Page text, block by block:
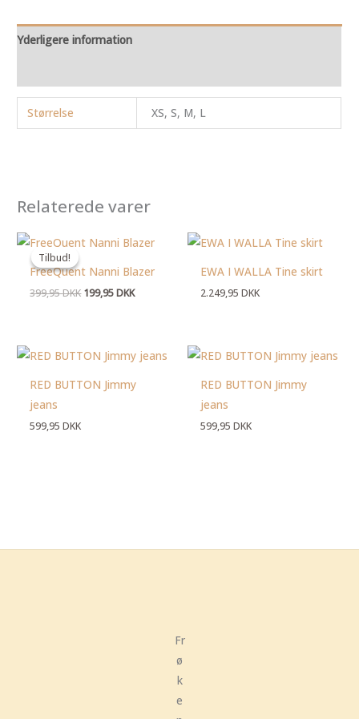
Yderligere information
Størrelse XS, S, M, L
Relaterede varer
Tilbud!
Tilbud!
FreeQuent Nanni Blazer
399,95DKK
Den
oprindelige
var:
399,95 DKK.
199,95DKK
Den
aktuelle
er:
199,95 DKK.
EWA I WALLA Tine skirt
2.249,95DKK
RED BUTTON Jimmy
jeans
599,95DKK
RED BUTTON Jimmy
jeans
599,95DKK
Fr
ø
k
e